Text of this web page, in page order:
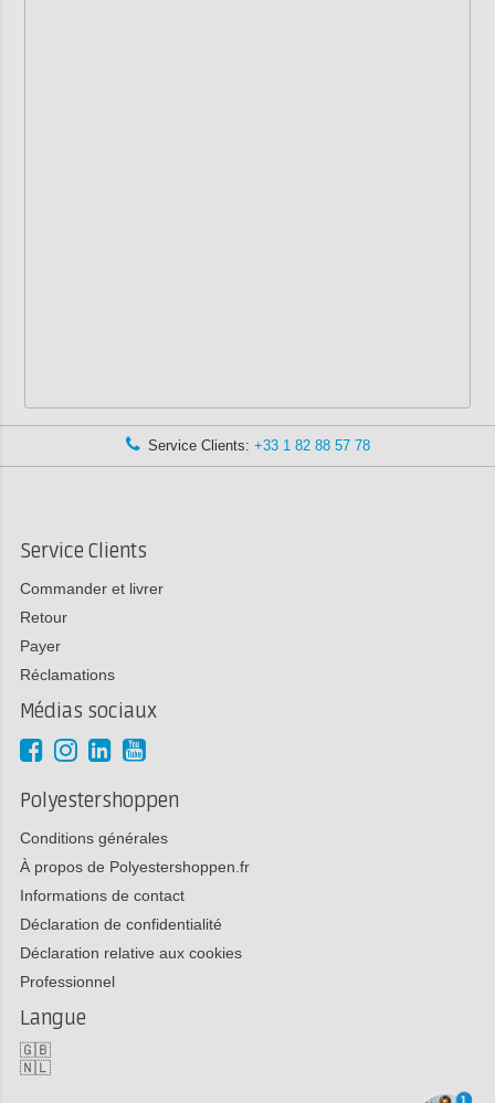
Service Clients: +33 1 82 88 57 78
Service Clients
Commander et livrer
Retour
Payer
Réclamations
Médias sociaux
Polyestershoppen
Conditions générales
À propos de Polyestershoppen.fr
Informations de contact
Déclaration de confidentialité
Déclaration relative aux cookies
Professionnel
Langue
🇬🇧
🇳🇱
1